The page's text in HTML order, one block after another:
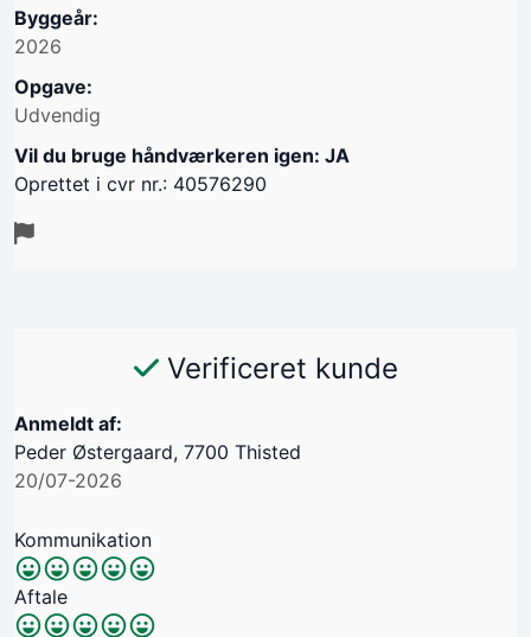
Byggeår:
2026
Opgave:
Udvendig
Vil du bruge håndværkeren igen: JA
Oprettet i cvr nr.: 40576290
Verificeret kunde
Anmeldt af:
Peder Østergaard, 7700 Thisted
20/07-2026
Kommunikation
Aftale